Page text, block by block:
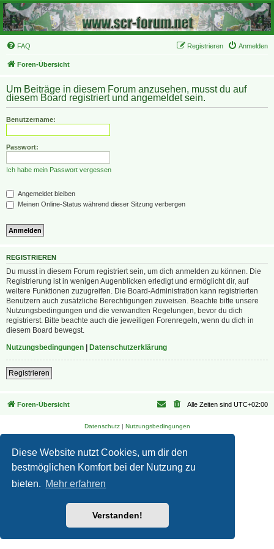
Diese Website nutzt Cookies, um dir den
bestmöglichen Komfort bei der Nutzung zu
bieten. Mehr erfahren
Verstanden!
FAQ Anmelden
Registrieren
Foren-Übersicht
Um Beiträge in diesem Forum anzusehen, musst du auf
diesem Board registriert und angemeldet sein.
Benutzername:
Passwort:
Ich habe mein Passwort vergessen
Angemeldet bleiben
Meinen Online-Status während dieser Sitzung verbergen
REGISTRIEREN
Du musst in diesem Forum registriert sein, um dich anmelden zu können. Die
Registrierung ist in wenigen Augenblicken erledigt und ermöglicht dir, auf
weitere Funktionen zuzugreifen. Die Board-Administration kann registrierten
Benutzern auch zusätzliche Berechtigungen zuweisen. Beachte bitte unsere
Nutzungsbedingungen und die verwandten Regelungen, bevor du dich
registrierst. Bitte beachte auch die jeweiligen Forenregeln, wenn du dich in
diesem Board bewegst.
Nutzungsbedingungen
Datenschutzerklärung
Registrieren
Foren-Übersicht Alle Zeiten sind UTC+02:00
Datenschutz| Nutzungsbedingungen